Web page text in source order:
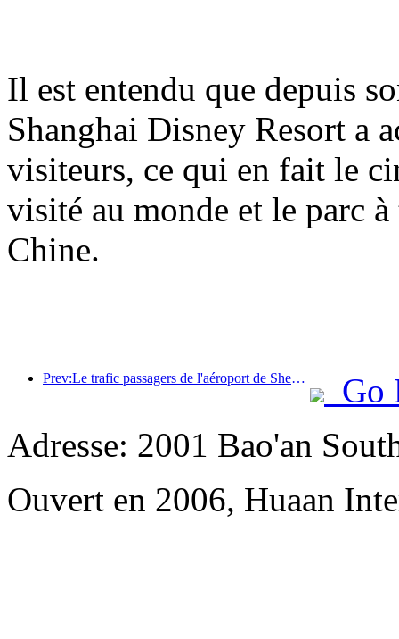
Il est entendu que depuis
Shanghai Disney Resort a
visiteurs, ce qui en fait le
visité au monde et le parc
Chine.
Prev:Le trafic passagers de l'aéroport de Shenzhen a dépassé les 3 millions cette année, établissant un nouveau record pour la même période.
Go
Adresse: 2001 Bao'an
Ouvert en 2006, Huaan